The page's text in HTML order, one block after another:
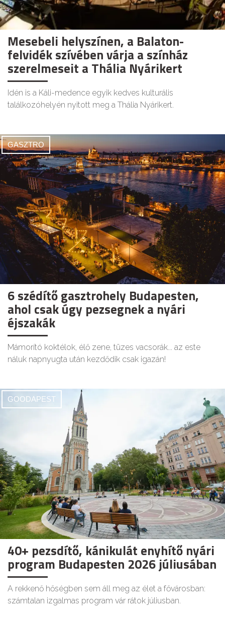
Mesebeli helyszínen, a Balaton-
felvidék szívében várja a színház
szerelmeseit a Thália Nyárikert
Idén is a Káli-medence egyik kedves kulturális
találkozóhelyén nyitott meg a Thália Nyárikert.
GASZTRO
6 szédítő gasztrohely Budapesten,
ahol csak úgy pezsegnek a nyári
éjszakák
Mámorító koktélok, élő zene, tüzes vacsorák... az este
náluk napnyugta után kezdődik csak igazán!
GOODAPEST
40+ pezsdítő, kánikulát enyhítő nyári
program Budapesten 2026 júliusában
A rekkenő hőségben sem áll meg az élet a fővárosban:
számtalan izgalmas program vár rátok júliusban.